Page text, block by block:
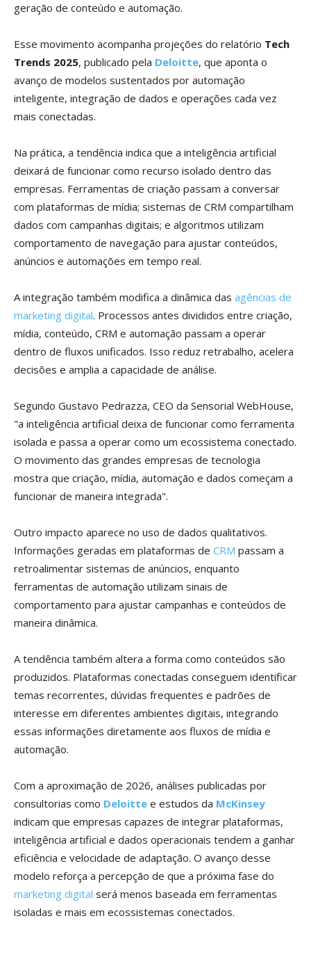
geração de conteúdo e automação.
Esse movimento acompanha projeções do relatório Tech
Trends 2025, publicado pela Deloitte, que aponta o
avanço de modelos sustentados por automação
inteligente, integração de dados e operações cada vez
mais conectadas.
Na prática, a tendência indica que a inteligência artificial
deixará de funcionar como recurso isolado dentro das
empresas. Ferramentas de criação passam a conversar
com plataformas de mídia; sistemas de CRM compartilham
dados com campanhas digitais; e algoritmos utilizam
comportamento de navegação para ajustar conteúdos,
anúncios e automações em tempo real.
A integração também modifica a dinâmica das agências de
marketing digital. Processos antes divididos entre criação,
mídia, conteúdo, CRM e automação passam a operar
dentro de fluxos unificados. Isso reduz retrabalho, acelera
decisões e amplia a capacidade de análise.
Segundo Gustavo Pedrazza, CEO da Sensorial WebHouse,
"a inteligência artificial deixa de funcionar como ferramenta
isolada e passa a operar como um ecossistema conectado.
O movimento das grandes empresas de tecnologia
mostra que criação, mídia, automação e dados começam a
funcionar de maneira integrada".
Outro impacto aparece no uso de dados qualitativos.
Informações geradas em plataformas de CRM passam a
retroalimentar sistemas de anúncios, enquanto
ferramentas de automação utilizam sinais de
comportamento para ajustar campanhas e conteúdos de
maneira dinâmica.
A tendência também altera a forma como conteúdos são
produzidos. Plataformas conectadas conseguem identificar
temas recorrentes, dúvidas frequentes e padrões de
interesse em diferentes ambientes digitais, integrando
essas informações diretamente aos fluxos de mídia e
automação.
Com a aproximação de 2026, análises publicadas por
consultorias como Deloitte e estudos da McKinsey
indicam que empresas capazes de integrar plataformas,
inteligência artificial e dados operacionais tendem a ganhar
eficiência e velocidade de adaptação. O avanço desse
modelo reforça a percepção de que a próxima fase do
marketing digital será menos baseada em ferramentas
isoladas e mais em ecossistemas conectados.